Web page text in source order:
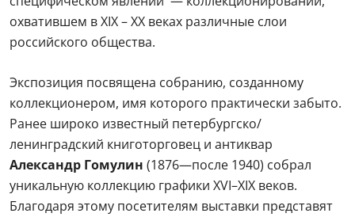
охватившем в XIX – ХХ веках различные слои
российского общества.
Экспозиция посвящена собранию, созданному
коллекционером, имя которого практически забыто.
Ранее широко известный петербургско/
ленинградский книготорговец и антиквар
Александр Гомулин (1876—после 1940) собрал
уникальную коллекцию графики XVI–XIX веков.
Благодаря этому посетителям выставки представят